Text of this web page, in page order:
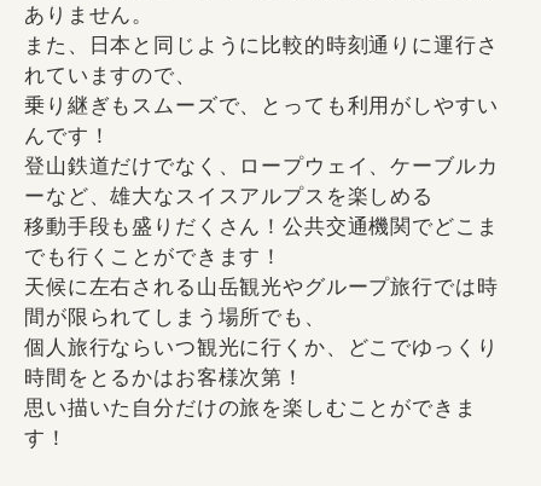
ありません。
また、日本と同じように比較的時刻通りに運行さ
れていますので、
乗り継ぎもスムーズで、とっても利用がしやすい
んです！
登山鉄道だけでなく、ロープウェイ、ケーブルカ
ーなど、雄大なスイスアルプスを楽しめる
移動手段も盛りだくさん！公共交通機関でどこま
でも行くことができます！
天候に左右される山岳観光やグループ旅行では時
間が限られてしまう場所でも、
個人旅行ならいつ観光に行くか、どこでゆっくり
時間をとるかはお客様次第！
思い描いた自分だけの旅を楽しむことができま
す！